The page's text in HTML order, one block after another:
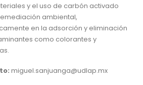
y el uso de carbón activado
ambiental,
en la adsorción y eliminación
como colorantes y
miguel.sanjuanga@udlap.mx